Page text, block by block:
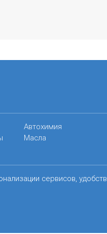
Автохимия
Масла
сервисов,